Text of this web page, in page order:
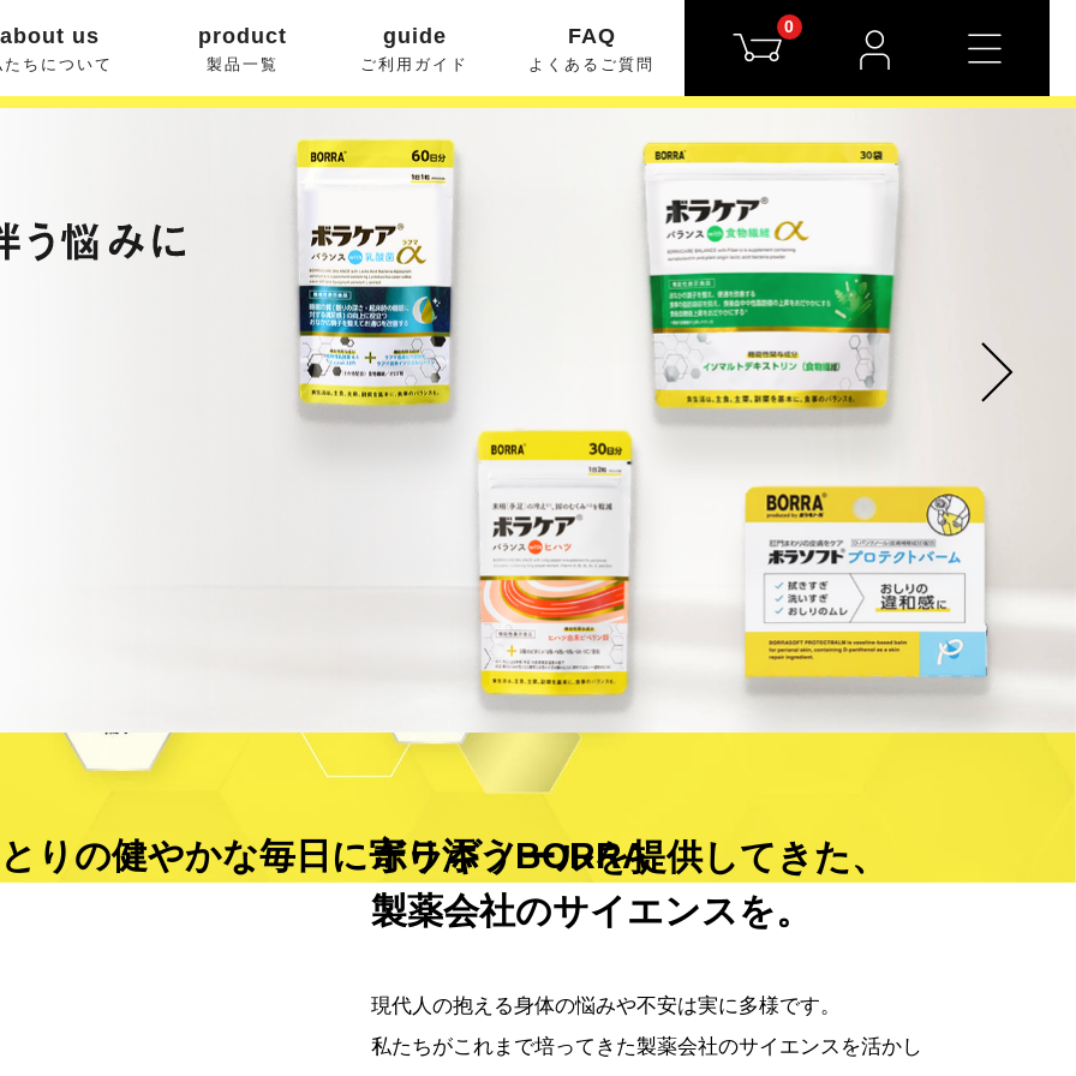
about us
たちについて
product
製品一覧
guide
ご利用ガイド
FAQ
よくあるご質問
0
ボラギノールを提供してきた、
製薬会社のサイエンスを。
現代人の抱える身体の悩みや不安は実に多様です。
私たちがこれまで培ってきた製薬会社のサイエンスを活かし
りの健やかな毎⽇に寄り添うBORRA